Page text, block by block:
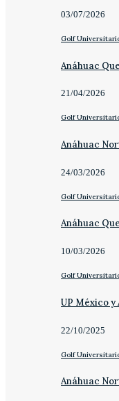
03/07/2026
Golf
Anáhuac
21/04/2026
Golf
Anáhuac
24/03/2026
Golf
Anáhuac
10/03/2026
Golf
UP México
22/10/2025
Golf
Anáhuac